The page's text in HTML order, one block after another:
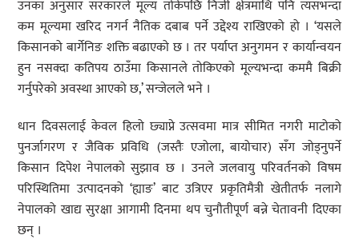
उनका अनुसार सरकारले मूल्य तोकेपछि निजी क्षेत्रमाथि पनि त्यसभन्दा
कम मूल्यमा खरिद नगर्न नैतिक दबाब पर्ने उद्देश्य राखिएको हो । ‘यसले
किसानको बार्गेनिङ शक्ति बढाएको छ । तर पर्याप्त अनुगमन र कार्यान्वयन
हुन नसक्दा कतिपय ठाउँमा किसानले तोकिएको मूल्यभन्दा कममै बिक्री
गर्नुपरेको अवस्था आएको छ,’ सन्जेलले भने ।
धान दिवसलाई केवल हिलो छ्याप्ने उत्सवमा मात्र सीमित नगरी माटोको
पुनर्जागरण र जैविक प्रविधि (जस्तैः एजोला, बायोचार) सँग जोड्नुपर्ने
किसान दिपेश नेपालको सुझाव छ । उनले जलवायु परिवर्तनको विषम
परिस्थितिमा उत्पादनको ‘ह्याङ’ बाट उत्रिएर प्रकृतिमैत्री खेतीतर्फ नलागे
नेपालको खाद्य सुरक्षा आगामी दिनमा थप चुनौतीपूर्ण बन्ने चेतावनी दिएका
छन् ।